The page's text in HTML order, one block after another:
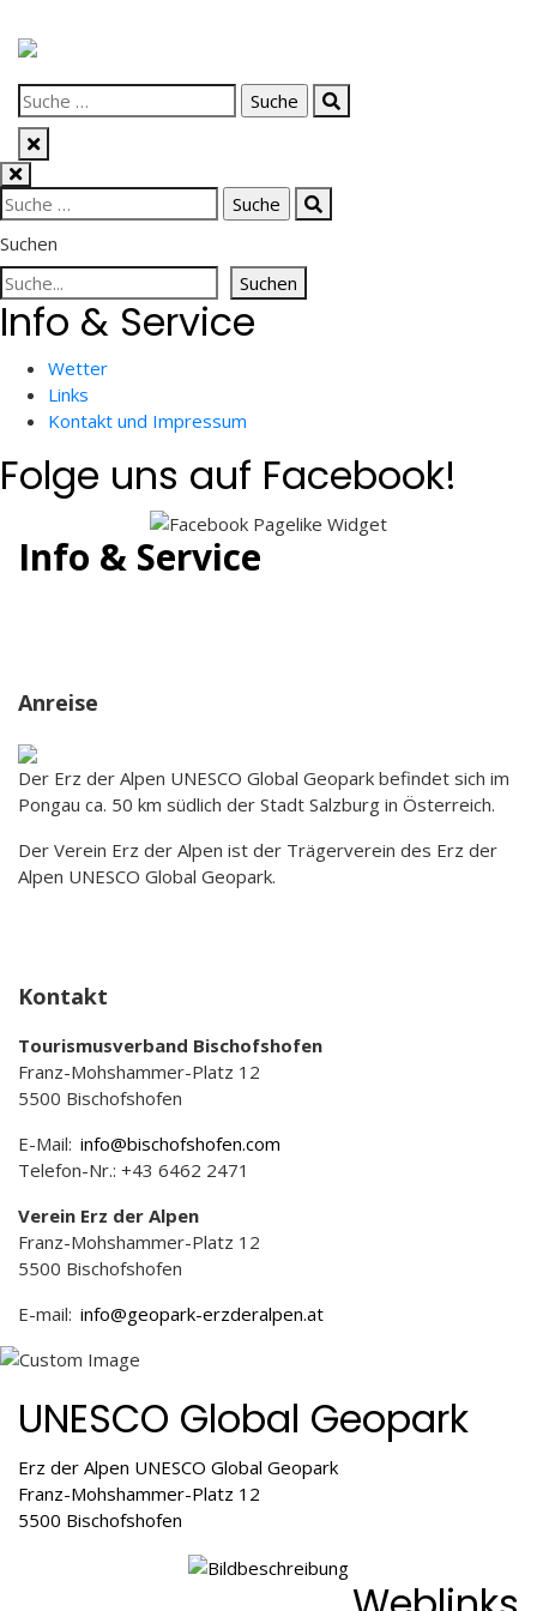
Skip
content
Suche
nach:
Suche
nach:
Suchen
Suchen
Info & Service
Wetter
Links
Kontakt und Impressum
Folge uns auf Facebook!
Info & Service
Anreise
Der Erz der Alpen UNESCO Global Geopark befindet sich im
Pongau ca. 50 km südlich der Stadt Salzburg in Österreich.
Der Verein Erz der Alpen ist der Trägerverein des Erz der
Alpen UNESCO Global Geopark.
Kontakt
Tourismusverband Bischofshofen
Franz-Mohshammer-Platz 12
5500 Bischofshofen
E-Mail: info@bischofshofen.com
Telefon-Nr.: +43 6462 2471
Verein Erz der Alpen
Franz-Mohshammer-Platz 12
5500 Bischofshofen
E-mail: info@geopark-erzderalpen.at
UNESCO Global Geopark
Erz der Alpen UNESCO Global Geopark
Franz-Mohshammer-Platz 12
5500 Bischofshofen